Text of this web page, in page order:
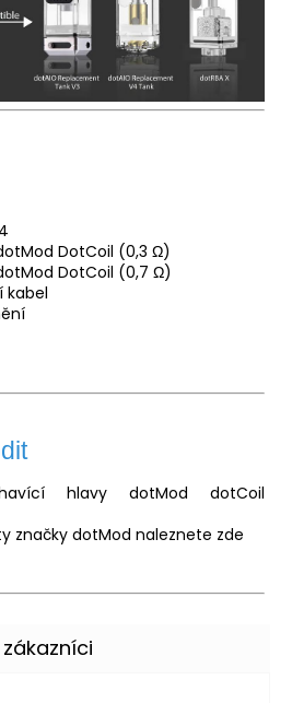
DotCoil (0,3 Ω)
DotCoil (0,7 Ω)
kabel
hlavy dotMod dotCoil
značky dotMod naleznete zde